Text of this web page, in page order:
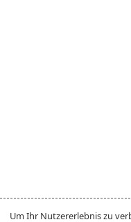
Um Ihr Nutzererlebnis zu